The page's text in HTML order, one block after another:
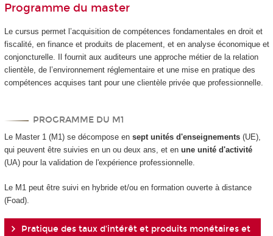
Programme du master
Le cursus permet l’acquisition de compétences fondamentales en droit et
fiscalité, en finance et produits de placement, et en analyse économique et
conjoncturelle. Il fournit aux auditeurs une approche métier de la relation
clientèle, de l’environnement réglementaire et une mise en pratique des
compétences acquises tant pour une clientèle privée que professionnelle.
PROGRAMME DU M1
Le Master 1 (M1) se décompose en sept unités d'enseignements(UE),
qui peuvent être suivies en un ou deux ans, et en une unité d'activité
(UA) pour la validation de l'expérience professionnelle.
Le M1 peut être suivi en hybride et/ou en formation ouverte à distance
(Foad).
Pratique des taux d'intérêt et produits monétaires et